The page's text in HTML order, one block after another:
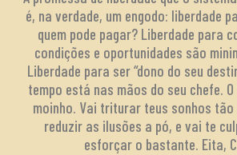
é, na verdade, um engodo: liberdade
quem pode pagar? Liberdade para
condições e oportunidades são
Liberdade para ser “dono do seu
tempo está nas mãos do seu chefe.
moinho. Vai triturar teus sonhos tão
reduzir as ilusões a pó, e vai te
esforçar o bastante. Eita,